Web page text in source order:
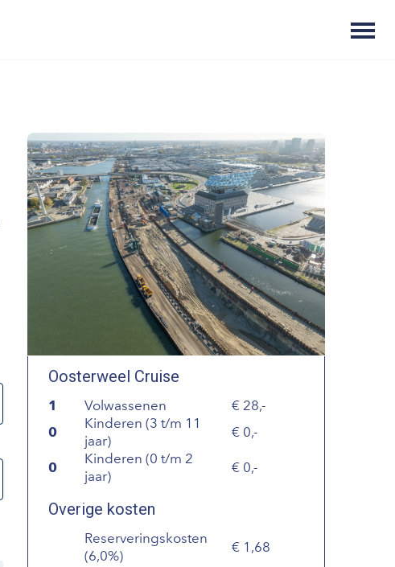
Oosterweel Cruise
1 Volwassenen
28,-
0
Kinderen (3 t/m 11
jaar)
0,-
0
Kinderen (0 t/m 2
jaar)
0,-
Overige kosten
Reserveringskosten
(6,0%)
1,68